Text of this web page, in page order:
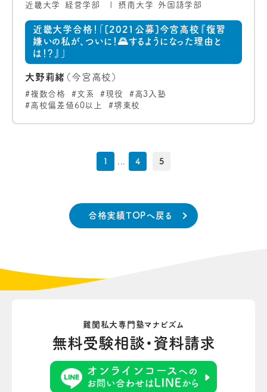
近畿大学 経営学部 摂南大学 外国語学部
近畿大学合格！「[2021公募]今宮高校『復習
嫌いの私が、ついに！🌄するようになった理由と
は！？』」
大野莉緒 （今宮高校）
複数合格 文系 現役
高3入塾
高校偏差値60以上
堺東校
1 4 5
合格実績TOPへ戻る
難関私大専門塾マナビズム
無料受験相談・資料請求